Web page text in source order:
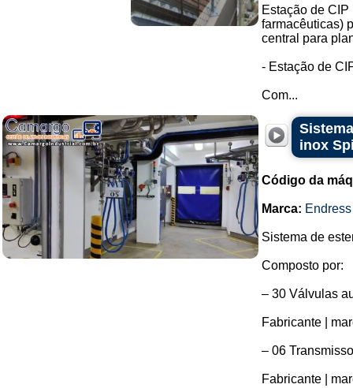
Estação de
farmacêuticas)
central para
- Estação de
Com...
inox
Código da
Marca:
Sistema de
Composto por:
– 30 Válvulas
Fabricante |
– 06
Fabricante |